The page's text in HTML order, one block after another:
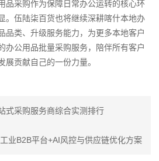
品采购作为保障日常办公运转的核心环
。伍陆柒百货也将继续深耕喀什本地办
品类、升级服务能力，为更多本地客户
办公用品批量采购服务，陪伴所有客户
展贡献自己的一份力量。
式采购服务商综合实测排行
业B2B平台+AI风控与供应链优化方案